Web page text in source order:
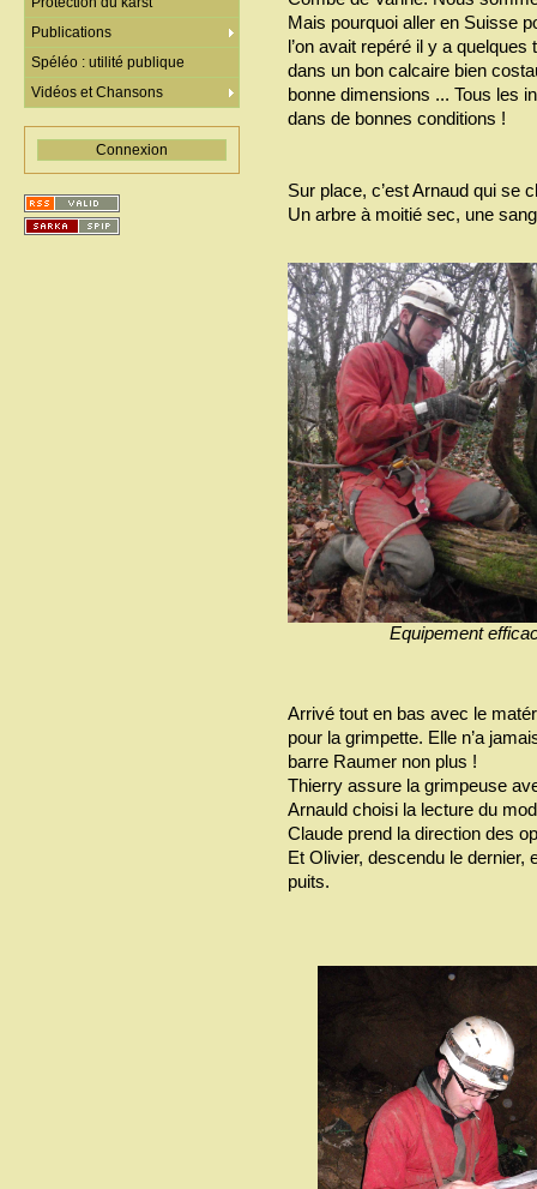
Mais pourquoi aller en Suisse
l’on avait repéré il y a
dans un bon calcaire bien
bonne dimensions ... Tous les
dans de bonnes conditions !
Sur place, c’est Arnaud qui se
Un arbre à moitié sec, une
Equipement
Arrivé tout en bas avec le
pour la grimpette. Elle n’a
barre Raumer non plus !
Thierry assure la grimpeuse
Arnauld choisi la lecture du
Claude prend la direction des
Et Olivier, descendu le dernier,
puits.
Publications
Spéléo : utilité publique
Vidéos et Chansons
Connexion